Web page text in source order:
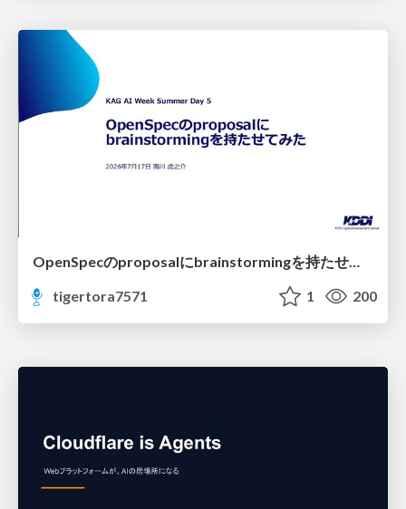
OpenSpecのproposalにbrainstormingを持たせてみた
tigertora7571
1 200